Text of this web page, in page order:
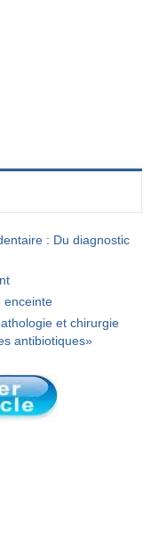
: Du diagnostic
enceinte
et chirurgie
antibiotiques»